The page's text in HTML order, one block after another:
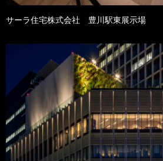
サーラ住宅株式会社 豊川駅東展示場